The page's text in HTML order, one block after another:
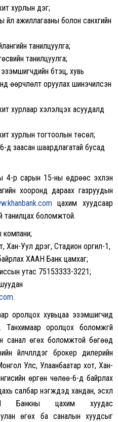
хурлын дэг;
ажиллагааны болон санхүүгийн
танилцуулга;
танилцуулга;
бүтэц, хувь
өөрчлөлт оруулах шинэчилсэн
хурлаар хэлэлцэх асуудалд
хурлын тогтоолын төсөл;
д заасан шаардлагатай бусад
4-р сарын 15-ны өдрөөс эхлэн
хооронд дараах газруудын
цахим хуудсаар
танилцах боломжтой.
компани;
Уул дүүрэг, Стадион оргил-1,
ХААН Банк цамхаг;
утас 75153333-3221;
.
оролцох хувьцаа эзэмшигчид
Танхимаар оролцох боломжгүй
санал өгөх боломжтой бөгөөд
үйлчлүүлдэг брокер дилерийн
Улс, Улаанбаатар хот, Хан-
өргөн чөлөө-6-д байрлах
салбар нэгжүүдэд хандан, эсхүл
Банкны цахим хуудас
өгөх ба саналын хуудсыг